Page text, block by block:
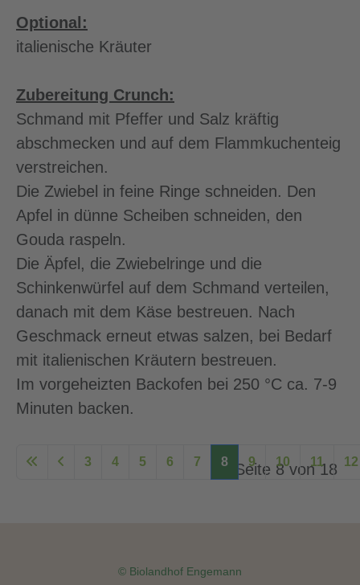
Optional:
italienische Kräuter
Zubereitung Crunch:
Schmand mit Pfeffer und Salz kräftig
abschmecken und auf dem Flammkuchenteig
verstreichen.
Die Zwiebel in feine Ringe schneiden. Den
Apfel in dünne Scheiben schneiden, den
Gouda raspeln.
Die Äpfel, die Zwiebelringe und die
Schinkenwürfel auf dem Schmand verteilen,
danach mit dem Käse bestreuen. Nach
Geschmack erneut etwas salzen, bei Bedarf
mit italienischen Kräutern bestreuen.
Im vorgeheizten Backofen bei 250 °C ca. 7-9
Minuten backen.
Seite 8 von 18
3 4 5 6 7 8 9 10 11 12
© Biolandhof Engemann